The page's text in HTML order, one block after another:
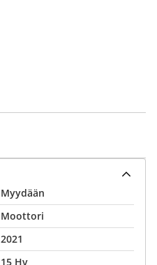
Myydään
Moottori
2021
15 Hv